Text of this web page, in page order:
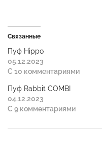
Связанные
Пуф Hippo
05.12.2023
С 10 комментариями
Пуф Rabbit COMBI
04.12.2023
С 9 комментариями